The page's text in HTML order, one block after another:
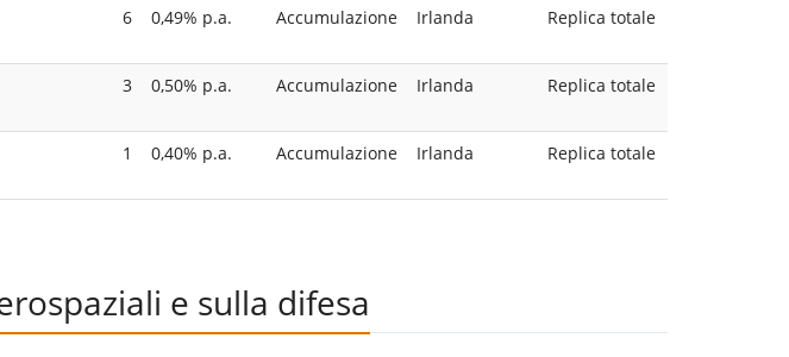
6 0,49% p.a. Accumulazione Irlanda Replica totale
3 0,50% p.a. Accumulazione Irlanda Replica totale
1 0,40% p.a. Accumulazione Irlanda Replica totale
e sulla difesa